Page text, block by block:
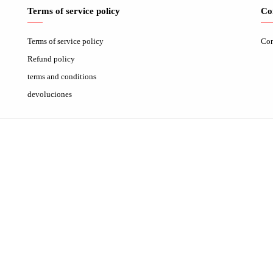
Terms of service policy
Terms of service policy
Refund policy
terms and conditions
devoluciones